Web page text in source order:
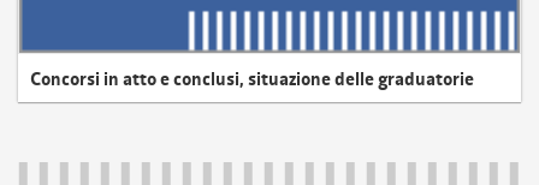
Concorsi in atto e conclusi, situazione delle graduatorie